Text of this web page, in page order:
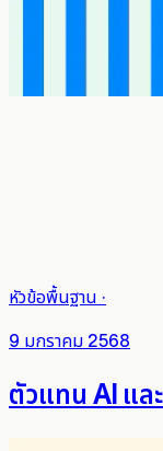
หัวข้อพื้นฐาน ·
9 มกราคม 2568
ตัวแทน AI แล